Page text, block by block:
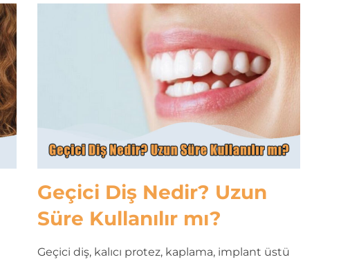
Geçici Diş Nedir? Uzun
Süre Kullanılır mı?
Geçici diş, kalıcı protez, kaplama, implant üstü